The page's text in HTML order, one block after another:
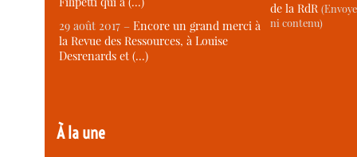
29 août 2017 –Encore un grand merci à
la Revue des Ressources, à Louise
Desrenards et (…)
À la une
de la RdR
ni contenu)